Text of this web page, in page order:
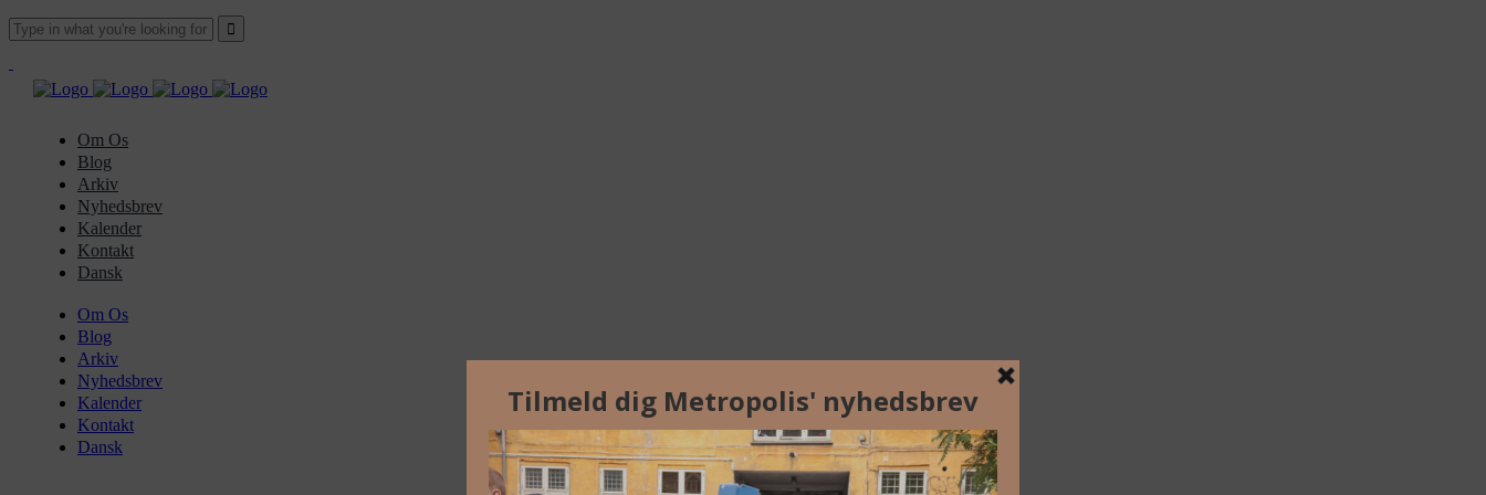
Om Os
Blog
Arkiv
Nyhedsbrev
Kalender
Kontakt
Dansk
Om Os
Blog
Arkiv
Nyhedsbrev
Kalender
Kontakt
Dansk